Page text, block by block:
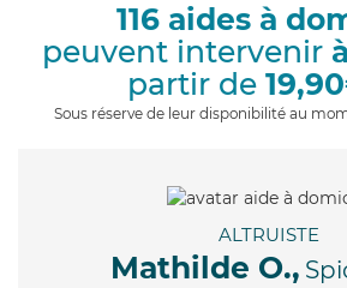
116 aides à
peuvent intervenir
partir de
Sous réserve de leur disponibilité au
ALTRUISTE
Mathilde O.,